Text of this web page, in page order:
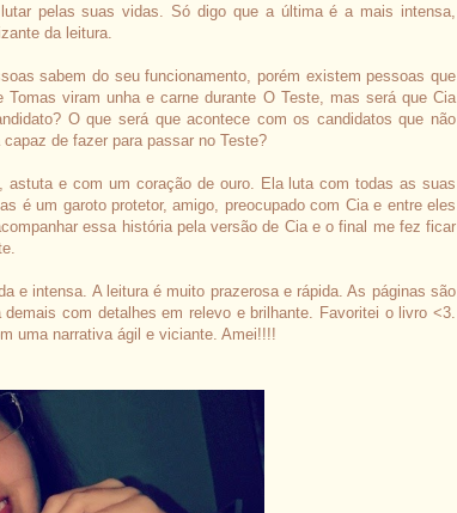
pelas suas vidas. Só digo que a última é a mais intensa,
da leitura.
sabem do seu funcionamento, porém existem pessoas que
viram unha e carne durante O Teste, mas será que Cia
O que será que acontece com os candidatos que não
de fazer para passar no Teste?
astuta e com um coração de ouro. Ela luta com todas as suas
é um garoto protetor, amigo, preocupado com Cia e entre eles
essa história pela versão de Cia e o final me fez ficar
e intensa. A leitura é muito prazerosa e rápida. As páginas são
com detalhes em relevo e brilhante. Favoritei o livro <3.
uma narrativa ágil e viciante. Amei!!!!